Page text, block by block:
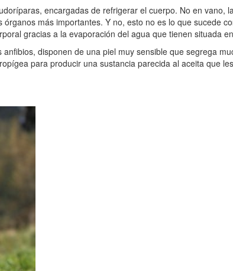
encargadas de refrigerar el cuerpo. No en vano,
más importantes. Y no, esto no es lo que sucede
gracias a la evaporación del agua que tienen situada
disponen de una piel muy sensible que segrega
para producir una sustancia parecida al aceita que